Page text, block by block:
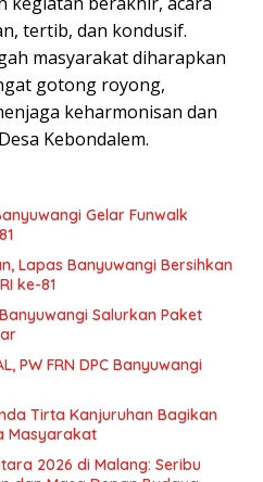
tertib, dan kondusif.
masyarakat diharapkan
gotong royong,
keharmonisan dan
Kebondalem.
Gelar Funwalk
Lapas Banyuwangi Bersihkan
ke-81
Salurkan Paket
PW FRN DPC Banyuwangi
Tirta Kanjuruhan Bagikan
Masyarakat
2026 di Malang: Seribu